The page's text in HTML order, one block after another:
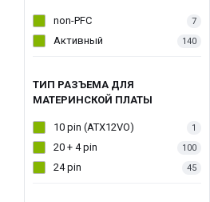
non-PFC 7
Активный 140
ТИП РАЗЪЕМА ДЛЯ
МАТЕРИНСКОЙ ПЛАТЫ
10 pin (ATX12VO) 1
20 + 4 pin 100
24 pin 45